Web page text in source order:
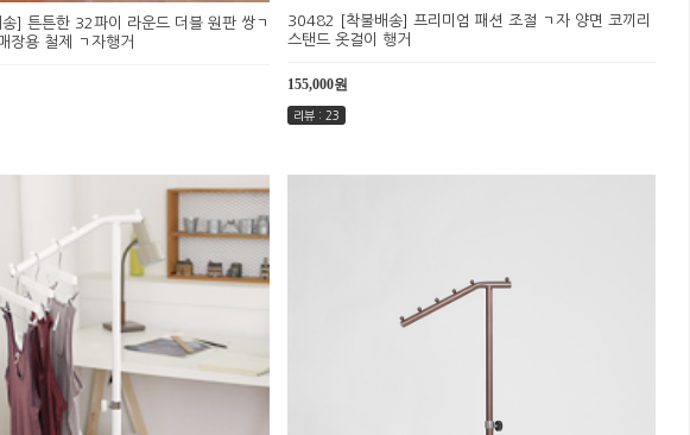
] 튼튼한 32파이 라운드 더블 원판 쌍ㄱ
장용 철제 ㄱ자행거
30482 [착불배송] 프리미엄 패션 조절 ㄱ자 양면 코끼리
스탠드 옷걸이 행거
155,000원
리뷰 : 23